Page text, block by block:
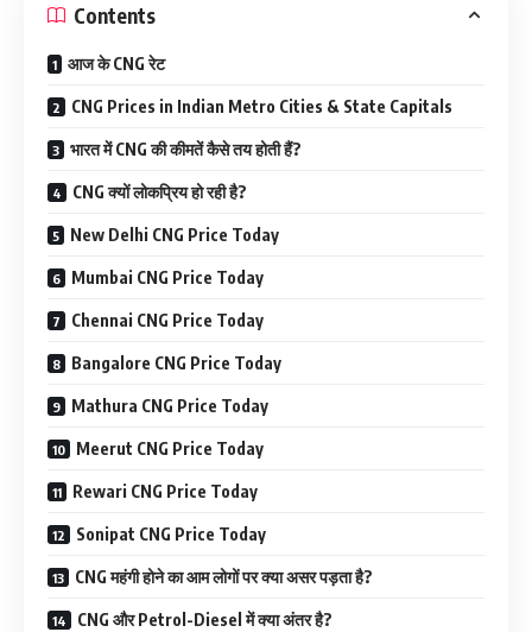
Contents
आज के CNG रेट
CNG Prices in Indian Metro Cities & State Capitals
भारत में CNG की कीमतें कैसे तय होती हैं?
CNG क्यों लोकप्रिय हो रही है?
New Delhi CNG Price Today
Mumbai CNG Price Today
Chennai CNG Price Today
Bangalore CNG Price Today
Mathura CNG Price Today
Meerut CNG Price Today
Rewari CNG Price Today
Sonipat CNG Price Today
CNG महंगी होने का आम लोगों पर क्या असर पड़ता है?
CNG और Petrol-Diesel में क्या अंतर है?